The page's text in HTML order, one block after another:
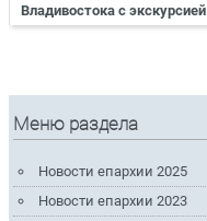
Владивостока с экскурсией
Меню раздела
Новости епархии 2025
Новости епархии 2023